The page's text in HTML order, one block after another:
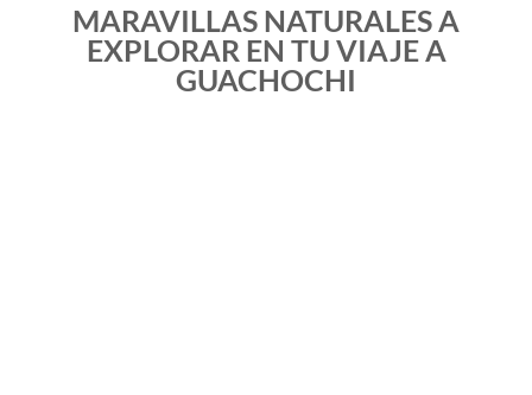
MARAVILLAS NATURALES A
EXPLORAR EN TU VIAJE A
GUACHOCHI